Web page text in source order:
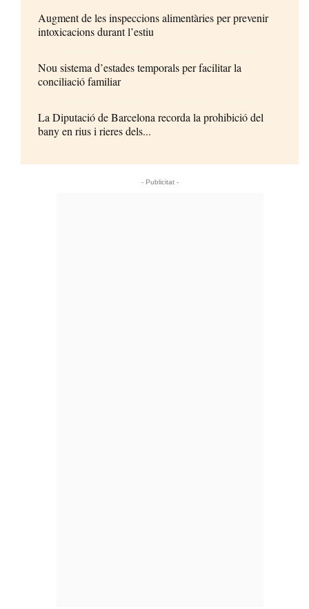
Augment de les inspeccions alimentàries per prevenir
intoxicacions durant l’estiu
Nou sistema d’estades temporals per facilitar la
conciliació familiar
La Diputació de Barcelona recorda la prohibició del
bany en rius i rieres dels...
- Publicitat -